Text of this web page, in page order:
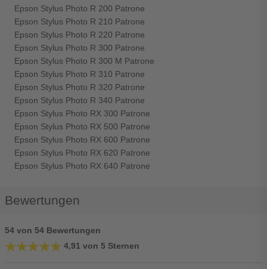
Epson Stylus Photo R 200 Patrone
Epson Stylus Photo R 210 Patrone
Epson Stylus Photo R 220 Patrone
Epson Stylus Photo R 300 Patrone
Epson Stylus Photo R 300 M Patrone
Epson Stylus Photo R 310 Patrone
Epson Stylus Photo R 320 Patrone
Epson Stylus Photo R 340 Patrone
Epson Stylus Photo RX 300 Patrone
Epson Stylus Photo RX 500 Patrone
Epson Stylus Photo RX 600 Patrone
Epson Stylus Photo RX 620 Patrone
Epson Stylus Photo RX 640 Patrone
Bewertungen
54 von 54 Bewertungen
★★★★★
★★★★★ 4,91 von 5 Sternen